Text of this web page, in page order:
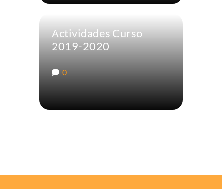
Actividades Curso
2019-2020
0